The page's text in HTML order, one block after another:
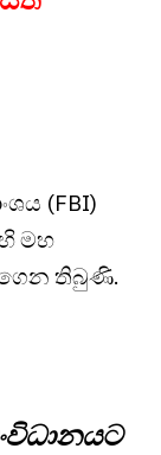
(FBI)
මහ
තිබුණි.